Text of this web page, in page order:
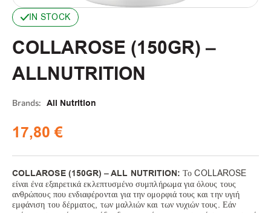
IN STOCK
COLLAROSE (150GR) –
ALLNUTRITION
Brands: All Nutrition
17,80€
COLLAROSE (150GR) – ALL NUTRITION:Το COLLAROSE
είναι ένα εξαιρετικά εκλεπτυσμένο συμπλήρωμα για όλους τους
ανθρώπους που ενδιαφέρονται για την ομορφιά τους και την υγιή
εμφάνιση του δέρματος, των μαλλιών και των νυχιών τους. Εάν